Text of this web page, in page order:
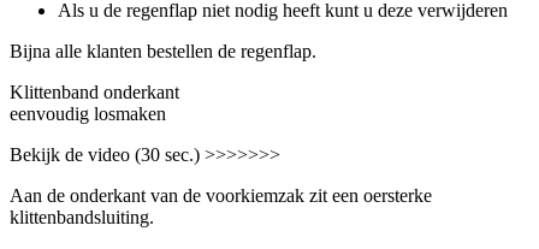
Als u de regenflap niet nodig heeft kunt u deze verwijderen
Bijna alle klanten bestellen de regenflap.
Klittenband onderkant
eenvoudig losmaken
Bekijk de video (30 sec.) >>>>>>>
Aan de onderkant van de voorkiemzak zit een oersterke
klittenbandsluiting.